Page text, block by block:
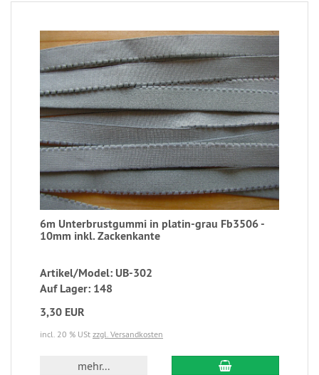
6m Unterbrustgummi in platin-grau Fb3506 -
10mm inkl. Zackenkante
Artikel/Model: UB-302
Auf Lager: 148
3,30 EUR
incl. 20 % USt zzgl. Versandkosten
mehr...